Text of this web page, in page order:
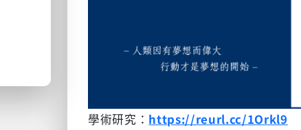
學術研究： https://reurl.cc/1Orkl9